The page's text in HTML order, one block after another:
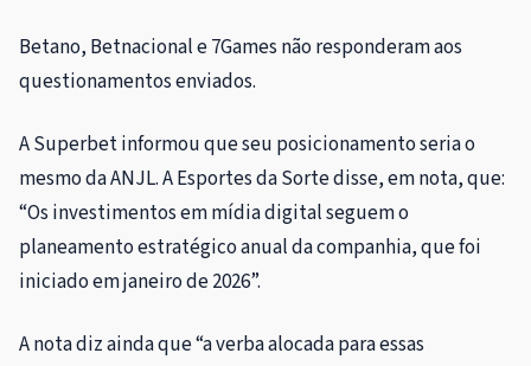
Betano, Betnacional e 7Games não responderam aos
questionamentos enviados.
A Superbet informou que seu posicionamento seria o
mesmo da ANJL. A Esportes da Sorte disse, em nota, que:
“Os investimentos em mídia digital seguem o
planeamento estratégico anual da companhia, que foi
iniciado em janeiro de 2026”.
A nota diz ainda que “a verba alocada para essas